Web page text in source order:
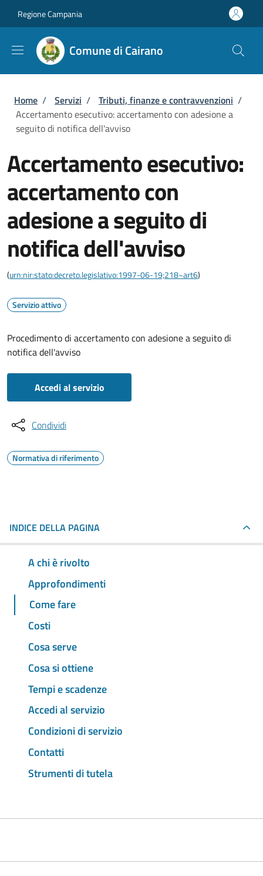
Regione Campania
Comune di Cairano
Briciole di pane
Home / Servizi / Tributi, finanze e contravvenzioni /
Accertamento esecutivo: accertamento con adesione a
seguito di notifica dell'avviso
Accertamento esecutivo:
accertamento con
adesione a seguito di
notifica dell'avviso
(urn:nir:stato:decreto.legislativo:1997-06-19;218~art6)
Servizio attivo
Procedimento di accertamento con adesione a seguito di
notifica dell'avviso
Accedi al servizio
Condividi
Normativa di riferimento
INDICE DELLA PAGINA
A chi è rivolto
Approfondimenti
Come fare
Costi
Cosa serve
Cosa si ottiene
Tempi e scadenze
Accedi al servizio
Condizioni di servizio
Contatti
Strumenti di tutela